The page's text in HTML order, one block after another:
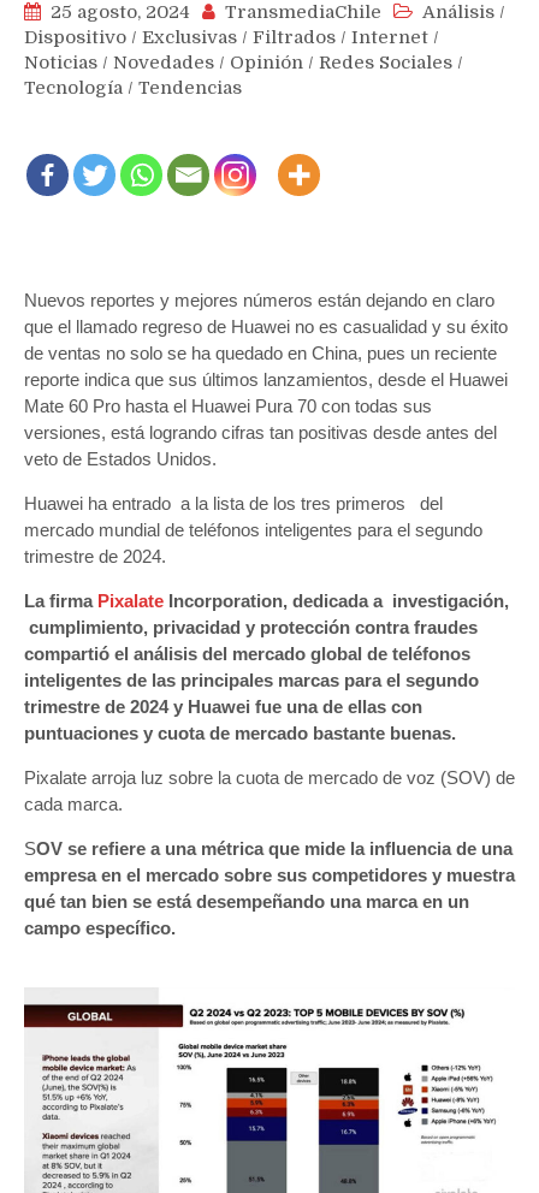
25 agosto, 2024 TransmediaChile Análisis /
Dispositivo / Exclusivas / Filtrados / Internet /
Noticias / Novedades / Opinión / Redes Sociales /
Tecnología / Tendencias
Nuevos reportes y mejores números están dejando en claro
que el llamado regreso de Huawei no es casualidad y su éxito
de ventas no solo se ha quedado en China, pues un reciente
reporte indica que sus últimos lanzamientos, desde el Huawei
Mate 60 Pro hasta el Huawei Pura 70 con todas sus
versiones, está logrando cifras tan positivas desde antes del
veto de Estados Unidos.
Huawei ha entrado a la lista de los tres primeros del
mercado mundial de teléfonos inteligentes para el segundo
trimestre de 2024.
La firma Pixalate Incorporation, dedicada a investigación,
cumplimiento, privacidad y protección contra fraudes
compartió el análisis del mercado global de teléfonos
inteligentes de las principales marcas para el segundo
trimestre de 2024 y Huawei fue una de ellas con
puntuaciones y cuota de mercado bastante buenas.
Pixalate arroja luz sobre la cuota de mercado de voz (SOV) de
cada marca.
SOV se refiere a una métrica que mide la influencia de una
empresa en el mercado sobre sus competidores y muestra
qué tan bien se está desempeñando una marca en un
campo específico.